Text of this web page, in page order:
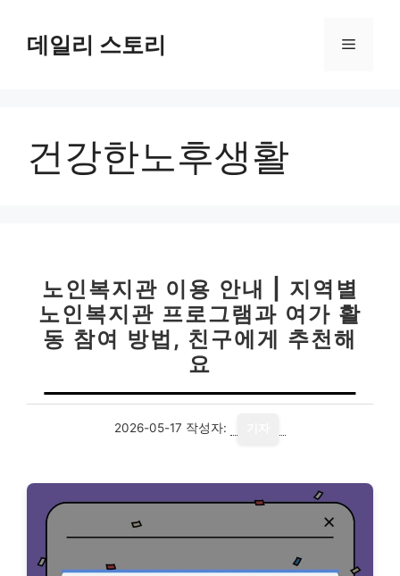
데일리 스토리 메
건강한노후생활
노인복지관 이용 안내 | 지역별
노인복지관 프로그램과 여가 활
동 참여 방법, 친구에게 추천해
요
2026-05-17 작성자: